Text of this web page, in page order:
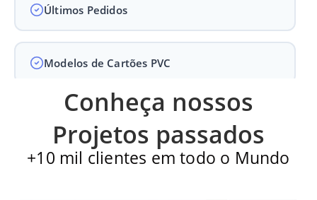
Últimos Pedidos
Modelos de Cartões PVC
Carteirinha de Igreja
Cartão PVC
Conheça nossos
Projetos passados
+10 mil clientes em todo o Mundo